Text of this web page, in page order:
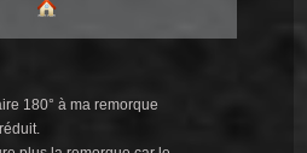
180° à ma remorque